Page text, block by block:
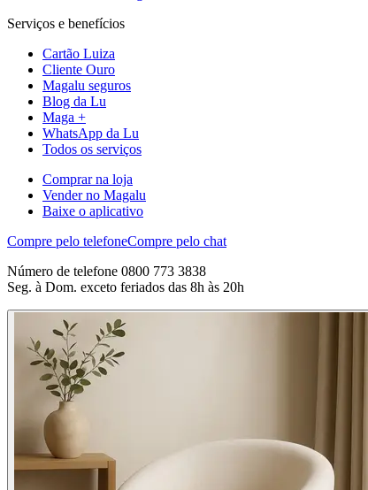
Serviços e benefícios
Cartão Luiza
Cliente Ouro
Magalu seguros
Blog da Lu
Maga +
WhatsApp da Lu
Todos os serviços
Comprar na loja
Vender no Magalu
Baixe o aplicativo
Compre pelo telefoneCompre pelo chat
Número de telefone 0800 773 3838
Seg. à Dom. exceto feriados das 8h às 20h